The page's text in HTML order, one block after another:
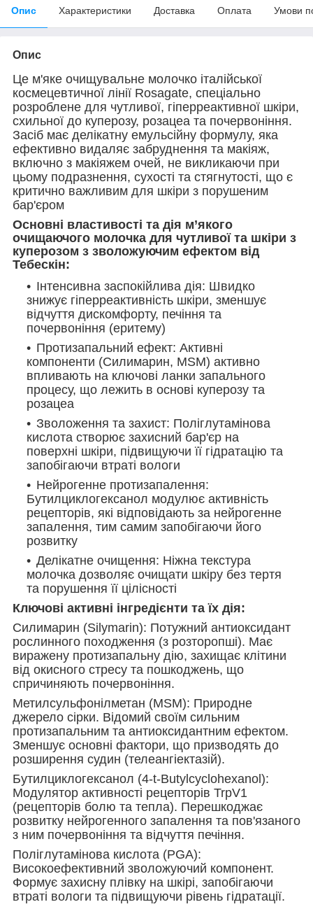
Опис Характеристики Доставка Оплата Умови
Опис
Це м'яке очищувальне молочко італійської
космецевтичної лінії Rosagate, спеціально
розроблене для чутливої, гіперреактивної шкіри,
схильної до куперозу, розацеа та почервоніння.
Засіб має делікатну емульсійну формулу, яка
ефективно видаляє забруднення та макіяж,
включно з макіяжем очей, не викликаючи при
цьому подразнення, сухості та стягнутості, що є
критично важливим для шкіри з порушеним
бар'єром
Основні властивості та дія м’якого
очищаючого молочка для чутливої та шкіри з
куперозом з зволожуючим ефектом від
Тебескін:
Інтенсивна заспокійлива дія: Швидко
знижує гіперреактивність шкіри, зменшує
відчуття дискомфорту, печіння та
почервоніння (еритему)
Протизапальний ефект: Активні
компоненти (Силимарин, MSM) активно
впливають на ключові ланки запального
процесу, що лежить в основі куперозу та
розацеа
Зволоження та захист: Поліглутамінова
кислота створює захисний бар'єр на
поверхні шкіри, підвищуючи її гідратацію та
запобігаючи втраті вологи
Нейрогенне протизапалення:
Бутилциклогексанол модулює активність
рецепторів, які відповідають за нейрогенне
запалення, тим самим запобігаючи його
розвитку
Делікатне очищення: Ніжна текстура
молочка дозволяє очищати шкіру без тертя
та порушення її цілісності
Ключові активні інгредієнти та їх дія:
Силимарин (Silymarin): Потужний антиоксидант
рослинного походження (з розторопші). Має
виражену протизапальну дію, захищає клітини
від окисного стресу та пошкоджень, що
спричиняють почервоніння.
Метилсульфонілметан (MSM): Природне
джерело сірки. Відомий своїм сильним
протизапальним та антиоксидантним ефектом.
Зменшує основні фактори, що призводять до
розширення судин (телеангіектазій).
Бутилциклогексанол (4-t-Butylcyclohexanol):
Модулятор активності рецепторів TrpV1
(рецепторів болю та тепла). Перешкоджає
розвитку нейрогенного запалення та пов'язаного
з ним почервоніння та відчуття печіння.
Поліглутамінова кислота (PGA):
Високоефективний зволожуючий компонент.
Формує захисну плівку на шкірі, запобігаючи
втраті вологи та підвищуючи рівень гідратації.